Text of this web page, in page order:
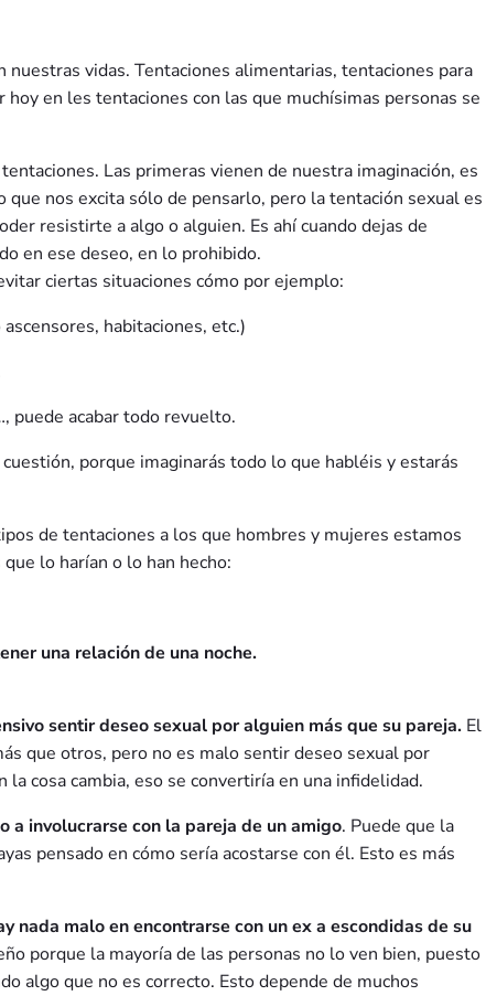
vidas. Tentaciones alimentarias, tentaciones para
en les tentaciones con las que muchísimas personas se
Las primeras vienen de nuestra imaginación, es
nos excita sólo de pensarlo, pero la tentación sexual es
resistirte a algo o alguien. Es ahí cuando dejas de
en ese deseo, en lo prohibido.
ciertas situaciones cómo por ejemplo:
habitaciones, etc.)
puede acabar todo revuelto.
porque imaginarás todo lo que habléis y estarás
de tentaciones a los que hombres y mujeres estamos
lo harían o lo han hecho:
una relación de una noche.
sentir deseo sexual por alguien más que su pareja. El
que otros, pero no es malo sentir deseo sexual por
cosa cambia, eso se convertiría en una infidelidad.
a involucrarse con la pareja de un amigo. Puede que la
pensado en cómo sería acostarse con él. Esto es más
nada malo en encontrarse con un ex a escondidas de su
porque la mayoría de las personas no lo ven bien, puesto
algo que no es correcto. Esto depende de muchos